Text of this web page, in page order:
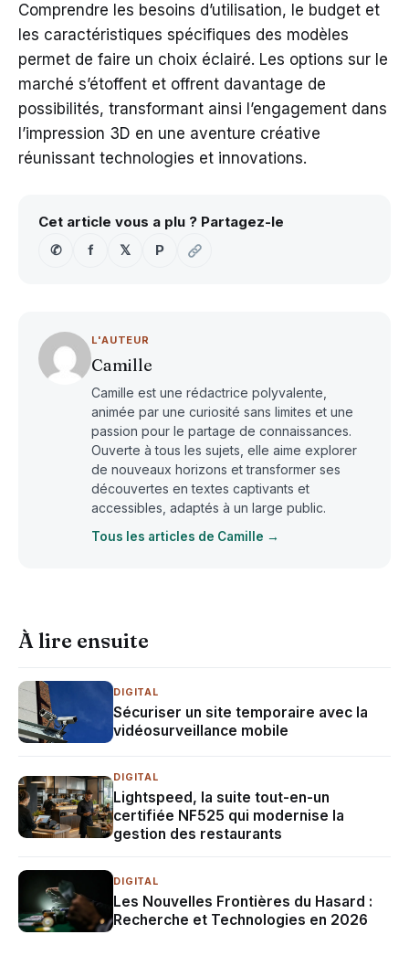
Comprendre les besoins d’utilisation, le budget et
les caractéristiques spécifiques des modèles
permet de faire un choix éclairé. Les options sur le
marché s’étoffent et offrent davantage de
possibilités, transformant ainsi l’engagement dans
l’impression 3D en une aventure créative
réunissant technologies et innovations.
Cet article vous a plu ? Partagez-le
✆
f 𝕏 P
L'AUTEUR
Camille
Camille est une rédactrice polyvalente,
animée par une curiosité sans limites et une
passion pour le partage de connaissances.
Ouverte à tous les sujets, elle aime explorer
de nouveaux horizons et transformer ses
découvertes en textes captivants et
accessibles, adaptés à un large public.
Tous les articles de Camille →
À lire ensuite
DIGITAL
Sécuriser un site temporaire avec la
vidéosurveillance mobile
DIGITAL
Lightspeed, la suite tout-en-un
certifiée NF525 qui modernise la
gestion des restaurants
DIGITAL
Les Nouvelles Frontières du Hasard :
Recherche et Technologies en 2026